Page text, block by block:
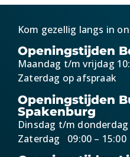
Kom gezellig langs in
Openingstijden
Maandag t/m vrijdag
Zaterdag op afspraak
Openingstijden
Spakenburg
Dinsdag t/m
Zaterdag 09:00 – 15:00